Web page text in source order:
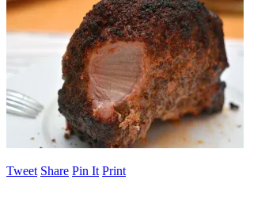
Tweet Share Pin It Print